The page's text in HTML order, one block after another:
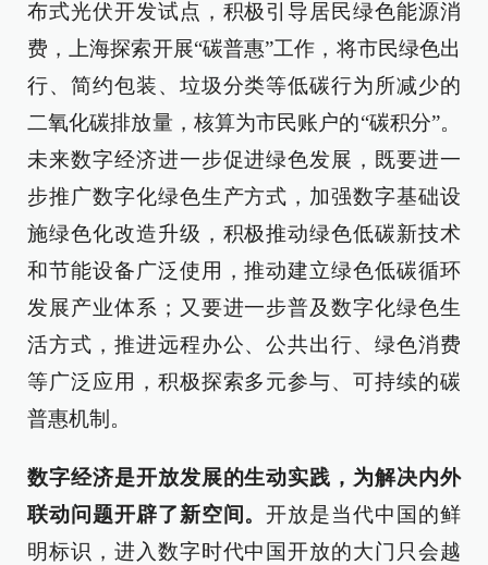
布式光伏开发试点，积极引导居民绿色能源消
费，上海探索开展“碳普惠”工作，将市民绿色出
行、简约包装、垃圾分类等低碳行为所减少的
二氧化碳排放量，核算为市民账户的“碳积分”。
未来数字经济进一步促进绿色发展，既要进一
步推广数字化绿色生产方式，加强数字基础设
施绿色化改造升级，积极推动绿色低碳新技术
和节能设备广泛使用，推动建立绿色低碳循环
发展产业体系；又要进一步普及数字化绿色生
活方式，推进远程办公、公共出行、绿色消费
等广泛应用，积极探索多元参与、可持续的碳
普惠机制。
数字经济是开放发展的生动实践，为解决内外
联动问题开辟了新空间。开放是当代中国的鲜
明标识，进入数字时代中国开放的大门只会越